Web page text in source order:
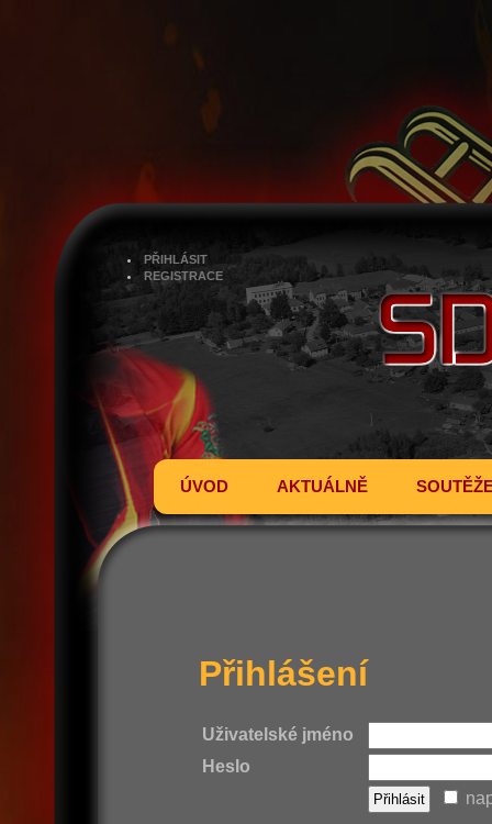
PŘIHLÁSIT
REGISTRACE
ÚVOD AKTUÁLNĚ
Přihlášení
Uživatelské jméno
Heslo